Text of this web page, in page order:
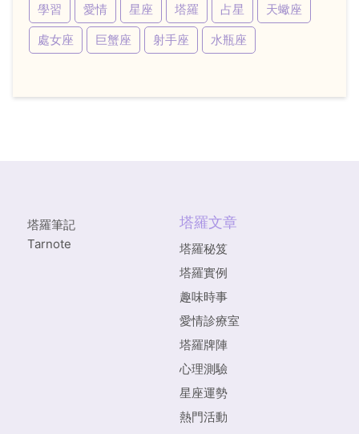
學習 愛情 星座 塔羅 占星
天蠍座
處女座
巨蟹座 射手座 水瓶座
塔羅筆記
Tarnote
塔羅文章
塔羅秘笈
塔羅實例
趣味時事
愛情診療室
塔羅牌陣
心理測驗
星座運勢
熱門活動